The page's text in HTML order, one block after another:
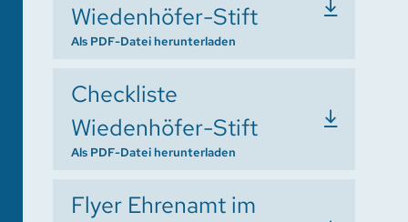
Wiedenhöfer-Stift
Als PDF-Datei herunterladen
Checkliste
Wiedenhöfer-Stift
Als PDF-Datei herunterladen
Flyer Ehrenamt im